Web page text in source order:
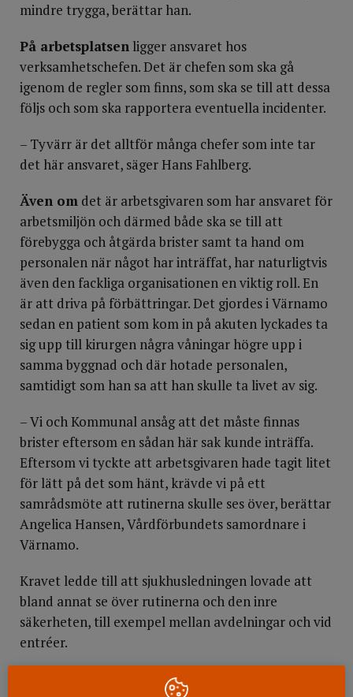
mindre trygga, berättar han.
På arbetsplatsen ligger ansvaret hos
verksamhetschefen. Det är chefen som ska gå
igenom de regler som finns, som ska se till att dessa
följs och som ska rapportera eventuella incidenter.
– Tyvärr är det alltför många chefer som inte tar
det här ansvaret, säger Hans Fahlberg.
Även om det är arbetsgivaren som har ansvaret för
arbetsmiljön och därmed både ska se till att
förebygga och åtgärda brister samt ta hand om
personalen när något har inträffat, har naturligtvis
även den fackliga organisationen en viktig roll. En
är att driva på förbättringar. Det gjordes i Värnamo
sedan en patient som kom in på akuten lyckades ta
sig upp till kirurgen några våningar högre upp i
samma byggnad och där hotade personalen,
samtidigt som han sa att han skulle ta livet av sig.
– Vi och Kommunal ansåg att det måste finnas
brister eftersom en sådan här sak kunde inträffa.
Eftersom vi tyckte att arbetsgivaren hade tagit litet
för lätt på det som hänt, krävde vi på ett
samrådsmöte att rutinerna skulle ses över, berättar
Angelica Hansen, Vårdförbundets samordnare i
Värnamo.
Kravet ledde till att sjukhusledningen lovade att
bland annat se över rutinerna och den inre
säkerheten, till exempel mellan avdelningar och vid
entréer.
agerade Vårdförbundets